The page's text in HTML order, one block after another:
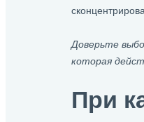
Доверьте
которая
При